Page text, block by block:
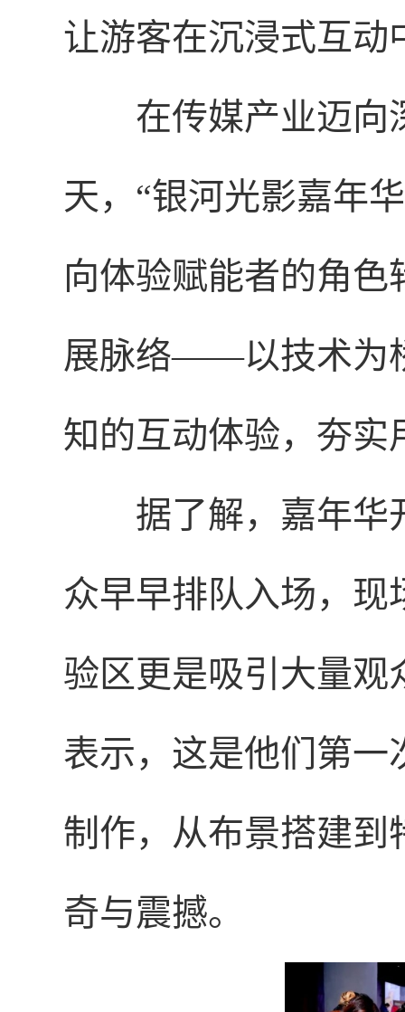
让游客在沉浸式互动
在传媒产业迈向
天，“银河光影嘉年
向体验赋能者的角
展脉络——以技术为
知的互动体验，夯实
据了解，嘉年华
众早早排队入场，
验区更是吸引大量观
表示，这是他们第一
制作，从布景搭建到
奇与震撼。